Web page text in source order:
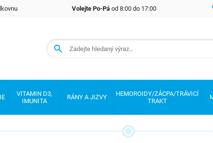
Volejte Po-Pá od 8:00 do 17:00
VITAMIN D3,
IMUNITA
RÁNY A JIZVY
HEMOROIDY/ZÁCPA/TRÁVICÍ
TRAKT